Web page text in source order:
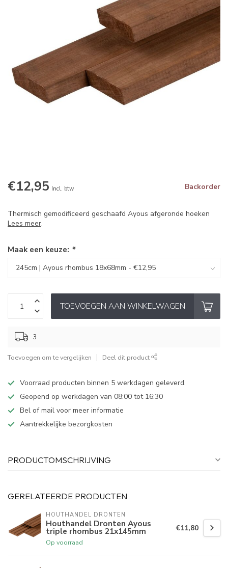
€12,95 Incl. btw Backorder
Thermisch gemodificeerd geschaafd Ayous afgeronde hoeken
Lees meer.
Maak een keuze: *
TOEVOEGEN AAN WINKELWAGEN
3
Toevoegen om te vergelijken Deel dit product
Voorraad producten binnen 5 werkdagen geleverd.
Geopend op werkdagen van 08:00 tot 16:30
Bel of mail voor meer informatie
Aantrekkelijke bezorgkosten
PRODUCTOMSCHRIJVING
GERELATEERDE PRODUCTEN
HOUTHANDEL DRONTEN
Houthandel Dronten Ayous
triple rhombus 21x145mm
Op voorraad
€11,80